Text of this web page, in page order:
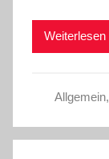
Weiterlesen
Allgemein,